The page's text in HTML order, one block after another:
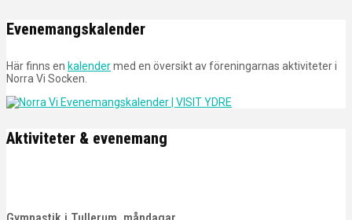
Evenemangskalender
Här finns en kalendermed en översikt av föreningarnas aktiviteter i
Norra Vi Socken.
Aktiviteter & evenemang